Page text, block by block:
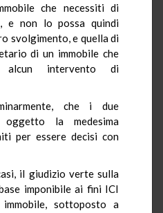
che necessiti di
e non lo possa quindi
svolgimento, e quella di
di un immobile che
intervento di
che i due
la medesima
per essere decisi con
il giudizio verte sulla
imponibile ai fini ICI
sottoposto a